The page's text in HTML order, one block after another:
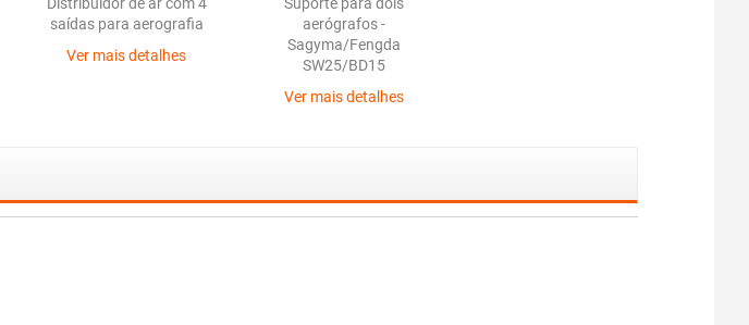
Distribuidor de ar com 4
saídas para aerografia
Ver mais detalhes
Suporte para dois
aerógrafos -
Sagyma/Fengda
SW25/BD15
Ver mais detalhes